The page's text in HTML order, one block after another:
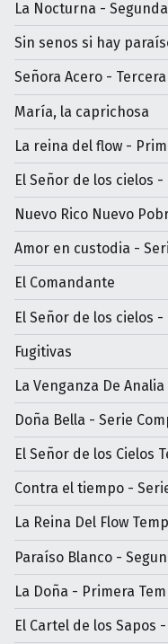
La Nocturna -
Sin senos si hay
Señora Acero -
María, la caprichosa
La reina del flow -
El Señor de los cielos
Nuevo Rico Nuevo
Amor en custodia -
El Comandante
El Señor de los cielos
Fugitivas
La Venganza De
Doña Bella - Serie
El Señor de los Cielos
Contra el tiempo -
La Reina Del Flow
Paraíso Blanco -
La Doña - Primera
El Cartel de los Sapos